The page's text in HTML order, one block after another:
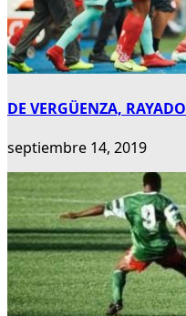
DE VERGÜENZA,
septiembre 14, 2019